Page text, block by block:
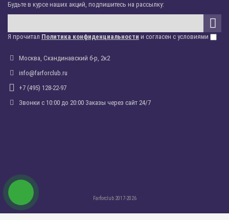
Будьте в курсе наших акций, подпишитесь на рассылку:
Я прочитал Политика конфиденциальности и согласен с условиями
Москва, Скандинавский б-р, 2к2
info@farforclub.ru
+7 (495) 128-22-97
Звонки c 10:00 до 20:00 Заказы через сайт 24/7
Farforclub 2017-2026